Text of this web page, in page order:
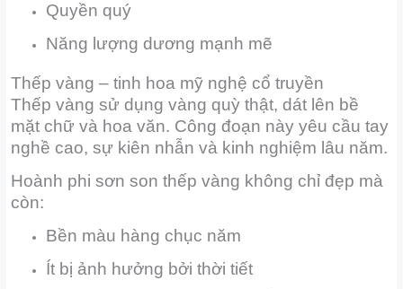
Quyền quý
Năng lượng dương mạnh mẽ
Thếp vàng – tinh hoa mỹ nghệ cổ truyền
Thếp vàng sử dụng vàng quỳ thật, dát lên bề
mặt chữ và hoa văn. Công đoạn này yêu cầu tay
nghề cao, sự kiên nhẫn và kinh nghiệm lâu năm.
Hoành phi sơn son thếp vàng không chỉ đẹp mà
còn:
Bền màu hàng chục năm
Ít bị ảnh hưởng bởi thời tiết